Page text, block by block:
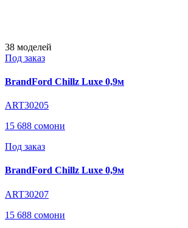
38 моделей
Под заказ
BrandFord Chillz Luxe 0,9м
ART30205
15 688 сомони
Под заказ
BrandFord Chillz Luxe 0,9м
ART30207
15 688 сомони